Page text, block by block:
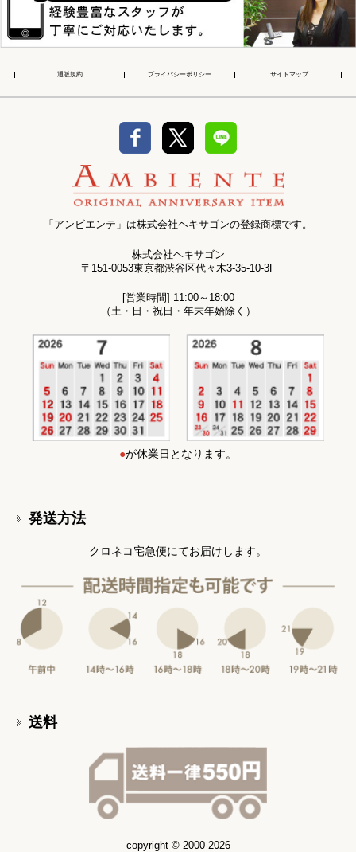
通販規約 プライバシーポリシー サイトマップ
「アンビエンテ」は株式会社ヘキサゴンの登録商標です。
株式会社ヘキサゴン
〒151-0053東京都渋谷区代々木3-35-10-3F
[営業時間] 11:00～18:00
（土・日・祝日・年末年始除く）
●が休業日となります。
発送方法
クロネコ宅急便にてお届けします。
送料
copyright © 2000-2026